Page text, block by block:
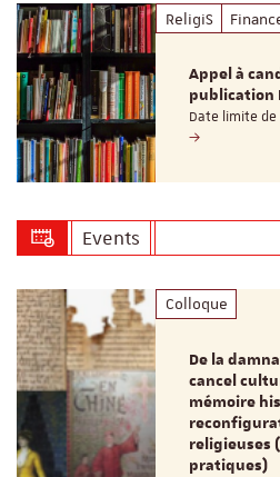
ReligiS
Appel à
publication
Date limite
Events
Colloque
De la
cancel
mémoire
religieuses
pratiques)